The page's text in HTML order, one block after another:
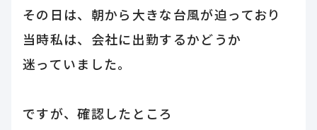
その日は、朝から大きな台風が迫っており
当時私は、会社に出勤するかどうか
迷っていました。
ですが、確認したところ